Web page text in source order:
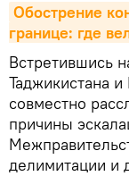
Обострение
границе: где
Встретившись
Таджикистана
совместно
причины
делимитации и